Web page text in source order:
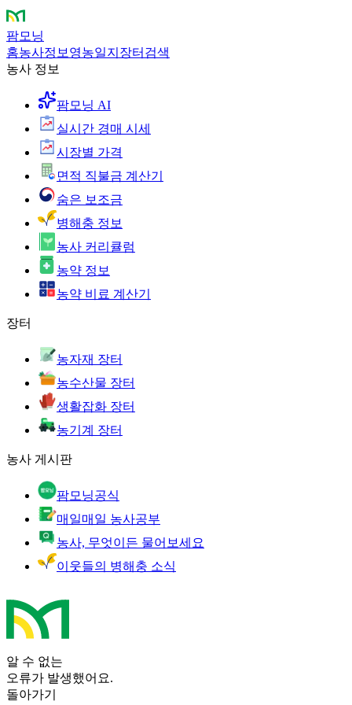
팜모닝
홈농사정보 영농일지 장터 검색
농사 정보
팜모닝 AI
실시간 경매 시세
시장별 가격
면적 직불금 계산기
숨은 보조금
병해충 정보
농사 커리큘럼
농약 정보
농약 비료 계산기
장터
농자재 장터
농수산물 장터
생활잡화 장터
농기계 장터
농사 게시판
팜모닝공식
매일매일 농사공부
농사, 무엇이든 물어보세요
이웃들의 병해충 소식
알 수 없는
오류가 발생했어요.
돌아가기